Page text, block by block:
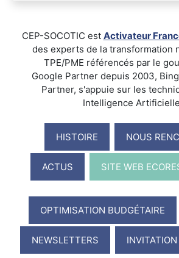
CEP-SOCOTIC est Activateur
des experts de la transformation
TPE/PME référencés par le
Google Partner depuis 2003,
Partner, s'appuie sur les
Intelligence
HISTOIRE NOUS
ACTUS SITE WEB
OPTIMISATION BUDGÉTAIRE
NEWSLETTERS